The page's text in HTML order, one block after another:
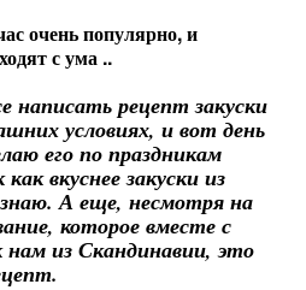
очень популярно, и
с ума ..
написать рецепт закуски
условиях, и вот день
его по праздникам
вкуснее закуски из
А еще, несмотря на
которое вместе с
из Скандинавии, это